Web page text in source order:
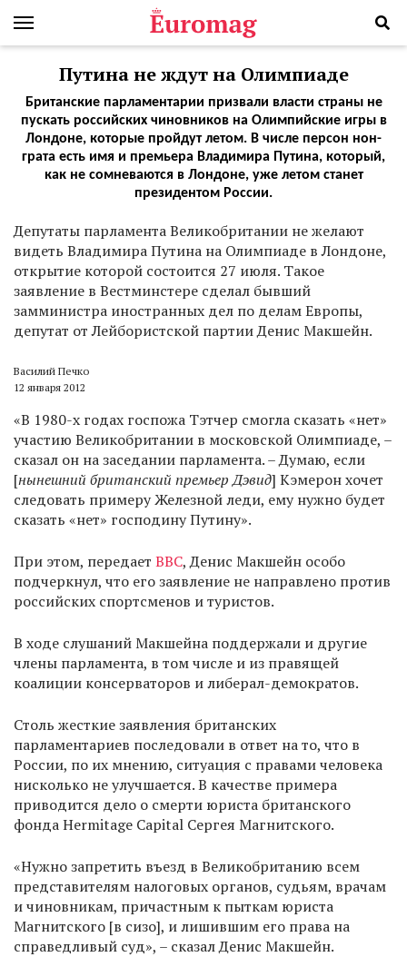
Путина не ждут на Олимпиаде
Британские парламентарии призвали власти страны не
пускать российских чиновников на Олимпийские игры в
Лондоне, которые пройдут летом. В числе персон нон-
грата есть имя и премьера Владимира Путина, который,
как не сомневаются в Лондоне, уже летом станет
президентом России.
Депутаты парламента Великобритании не желают
видеть Владимира Путина на Олимпиаде в Лондоне,
открытие которой состоится 27 июля. Такое
заявление в Вестминстере сделал бывший
замминистра иностранных дел по делам Европы,
депутат от Лейбористской партии Денис Макшейн.
Василий Печко
12 января 2012
«В 1980-х годах госпожа Тэтчер смогла сказать «нет»
участию Великобритании в московской Олимпиаде, –
сказал он на заседании парламента. – Думаю, если
[нынешний британский премьер Дэвид] Кэмерон хочет
следовать примеру Железной леди, ему нужно будет
сказать «нет» господину Путину».
При этом, передает ВВС, Денис Макшейн особо
подчеркнул, что его заявление не направлено против
российских спортсменов и туристов.
В ходе слушаний Макшейна поддержали и другие
члены парламента, в том числе и из правящей
коалиции консерваторов и либерал-демократов.
Столь жесткие заявления британских
парламентариев последовали в ответ на то, что в
России, по их мнению, ситуация с правами человека
нисколько не улучшается. В качестве примера
приводится дело о смерти юриста британского
фонда Hermitage Capital Сергея Магнитского.
«Нужно запретить въезд в Великобританию всем
представителям налоговых органов, судьям, врачам
и чиновникам, причастным к пыткам юриста
Магнитского [в сизо], и лишившим его права на
справедливый суд», – сказал Денис Макшейн.